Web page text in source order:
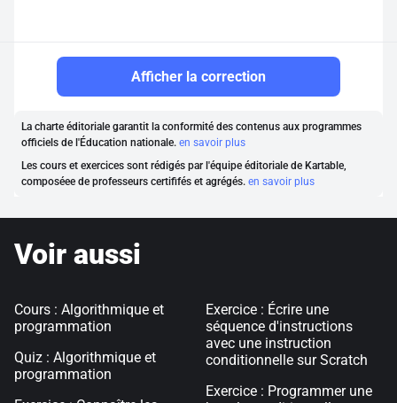
Afficher la correction
La charte éditoriale garantit la conformité des contenus aux programmes
officiels de l'Éducation nationale. en savoir plus
Les cours et exercices sont rédigés par l'équipe éditoriale de Kartable,
composéee de professeurs certififés et agrégés. en savoir plus
Voir aussi
Cours : Algorithmique et
programmation
Quiz : Algorithmique et
programmation
Exercice : Écrire une
séquence d'instructions
avec une instruction
conditionnelle sur Scratch
Exercice : Programmer une